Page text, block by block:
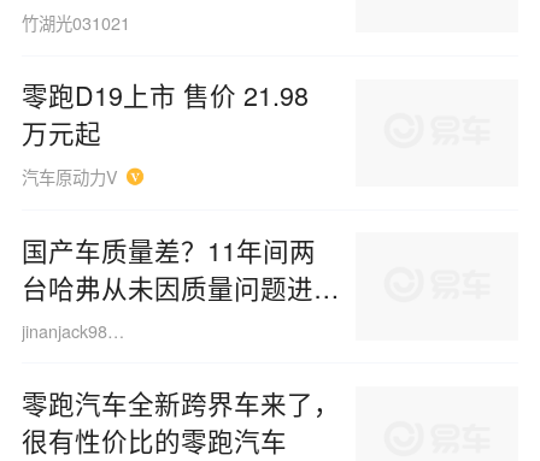
竹湖光031021
零跑D19上市 售价 21.98
万元起
汽车原动力V
国产车质量差？11年间两
台哈弗从未因质量问题进修
理厂，售后体系令人安心
jinanjack980417
零跑汽车全新跨界车来了，
很有性价比的零跑汽车